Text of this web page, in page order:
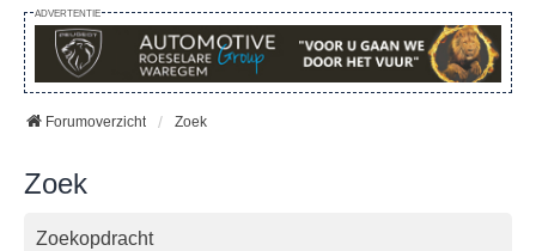
ADVERTENTIE
Forumoverzicht Zoek
Zoek
Zoekopdracht